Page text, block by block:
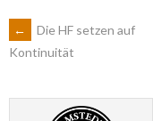
ARTIKEL-
NAVIGATION
←
Die HF setzen auf
Kontinuität